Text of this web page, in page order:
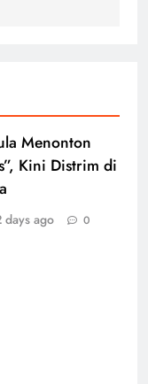
Menonton
Kini Distrim di
days ago 0